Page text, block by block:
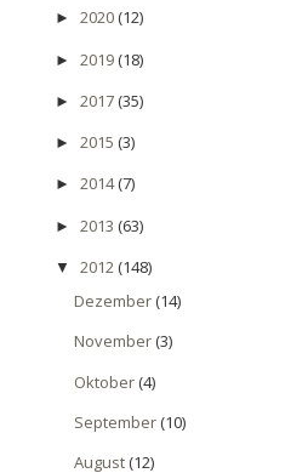
► 2020(12)
► 2019(18)
► 2017(35)
► 2015 (3)
► 2014(7)
► 2013 (63)
▼ 2012(148)
Dezember(14)
November(3)
Oktober(4)
September(10)
August(12)